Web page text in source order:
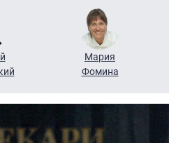
Мария
Фомина